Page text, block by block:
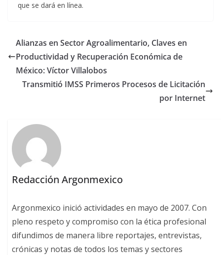
que se dará en línea.
Alianzas en Sector Agroalimentario, Claves en
Productividad y Recuperación Económica de
México: Víctor Villalobos
Transmitió IMSS Primeros Procesos de Licitación
por Internet
Redacción Argonmexico
Argonmexico inició actividades en mayo de 2007. Con
pleno respeto y compromiso con la ética profesional
difundimos de manera libre reportajes, entrevistas,
crónicas y notas de todos los temas y sectores